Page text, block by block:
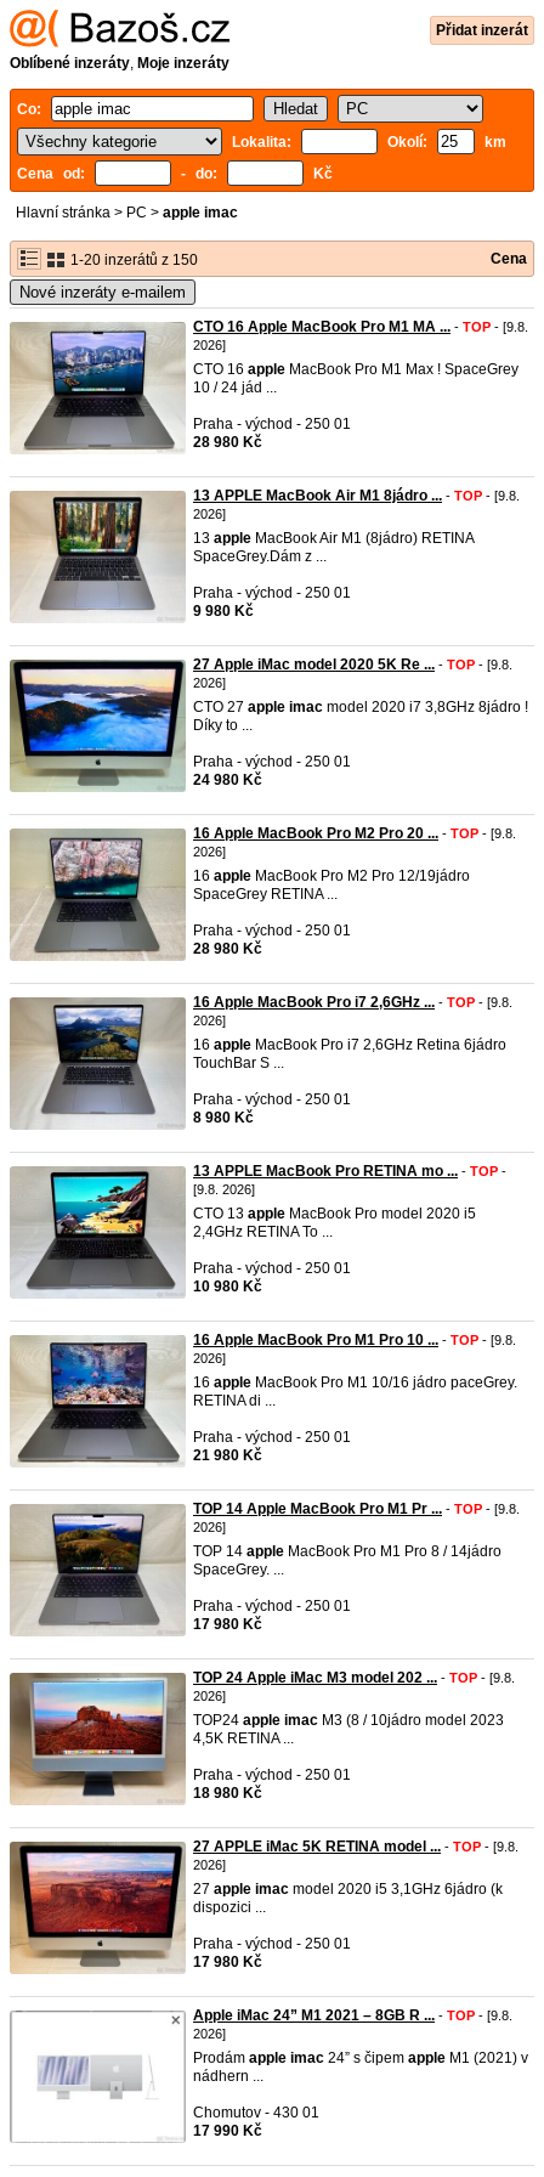
Přidat inzerát
Oblíbené inzeráty, Moje inzeráty
Co:
Lokalita:
Okolí:
km
Cena od:
- do: Kč
Hlavní stránka > PC > apple imac
1-20 inzerátů z 150 Cena
Nové inzeráty e-mailem
CTO 16 Apple MacBook Pro M1 MA ... - TOP - [9.8.
2026]
CTO 16 apple MacBook Pro M1 Max ! SpaceGrey
10 / 24 jád ...
Praha - východ - 250 01
28 980 Kč
13 APPLE MacBook Air M1 8jádro ... - TOP - [9.8.
2026]
13 apple MacBook Air M1 (8jádro) RETINA
SpaceGrey.Dám z ...
Praha - východ - 250 01
9 980 Kč
27 Apple iMac model 2020 5K Re ... - TOP - [9.8.
2026]
CTO 27 apple imac model 2020 i7 3,8GHz 8jádro !
Díky to ...
Praha - východ - 250 01
24 980 Kč
16 Apple MacBook Pro M2 Pro 20 ... - TOP - [9.8.
2026]
16 apple MacBook Pro M2 Pro 12/19jádro
SpaceGrey RETINA ...
Praha - východ - 250 01
28 980 Kč
16 Apple MacBook Pro i7 2,6GHz ... - TOP - [9.8.
2026]
16 apple MacBook Pro i7 2,6GHz Retina 6jádro
TouchBar S ...
Praha - východ - 250 01
8 980 Kč
13 APPLE MacBook Pro RETINA mo ... - TOP -
[9.8. 2026]
CTO 13 apple MacBook Pro model 2020 i5
2,4GHz RETINA To ...
Praha - východ - 250 01
10 980 Kč
16 Apple MacBook Pro M1 Pro 10 ... - TOP - [9.8.
2026]
16 apple MacBook Pro M1 10/16 jádro paceGrey.
RETINA di ...
Praha - východ - 250 01
21 980 Kč
TOP 14 Apple MacBook Pro M1 Pr ... - TOP - [9.8.
2026]
TOP 14 apple MacBook Pro M1 Pro 8 / 14jádro
SpaceGrey. ...
Praha - východ - 250 01
17 980 Kč
TOP 24 Apple iMac M3 model 202 ... - TOP - [9.8.
2026]
TOP24 apple imac M3 (8 / 10jádro model 2023
4,5K RETINA ...
Praha - východ - 250 01
18 980 Kč
27 APPLE iMac 5K RETINA model ... - TOP - [9.8.
2026]
27 apple imac model 2020 i5 3,1GHz 6jádro (k
dispozici ...
Praha - východ - 250 01
17 980 Kč
Apple iMac 24” M1 2021 – 8GB R ... - TOP - [9.8.
2026]
Prodám apple imac 24” s čipem apple M1 (2021) v
nádhern ...
Chomutov - 430 01
17 990 Kč